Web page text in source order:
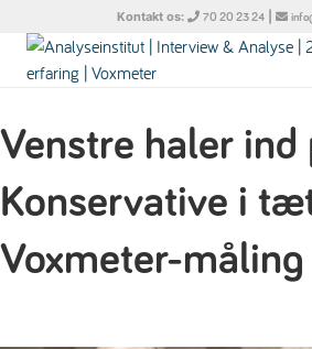
Kontakt os: 70 20 23 24 |
Venstre haler ind
Konservative i
Voxmeter-måling